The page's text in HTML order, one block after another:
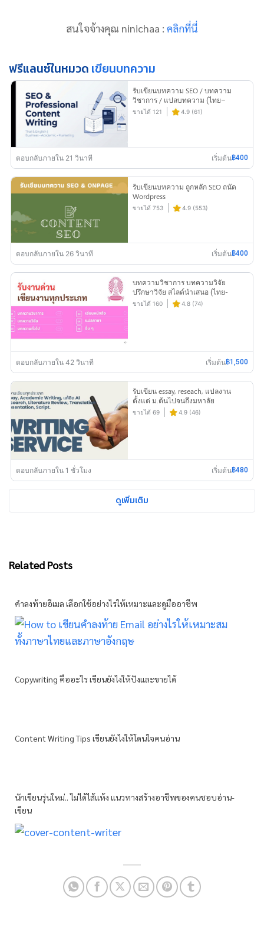
สนใจจ้างคุณ ninichaa : คลิกที่นี่
ฟรีแลนซ์ในหมวด เขียนบทความ
รับเขียนบทความ SEO / บทความ
วิชาการ / แปลบทความ (ไทย–
อังกฤษ)
ขายได้ 121 4.9 (61)
ตอบกลับภายใน 21 วินาที เริ่มต้น฿400
รับเขียนบทความ ถูกหลัก SEO ถนัด
Wordpress
ขายได้ 753 4.9 (553)
ตอบกลับภายใน 26 วินาที เริ่มต้น฿400
บทความวิชาการ บทความวิจัย
ปรึกษาวิจัย สไลด์นำเสนอ (ไทย-
อังกฤษ)
ขายได้ 160 4.8 (74)
ตอบกลับภายใน 42 วินาที เริ่มต้น฿1,500
รับเขียน essay, reseach, แปลงาน
ตั้งแต่ ม.ต้นไปจนถึงมหาลัย
ขายได้ 69 4.9 (46)
ตอบกลับภายใน 1 ชั่วโมง เริ่มต้น฿480
ดูเพิ่มเติม
Related Posts
คำลงท้ายอีเมล เลือกใช้อย่างไรให้เหมาะและดูมืออาชีพ
Copywriting คืออะไร เขียนยังไงให้ปังและขายได้
Content Writing Tips เขียนยังไงให้โดนใจคนอ่าน
นักเขียนรุ่นใหม่.. ไม่ได้ไส้แห้ง แนวทางสร้างอาชีพของคนชอบอ่าน-
เขียน